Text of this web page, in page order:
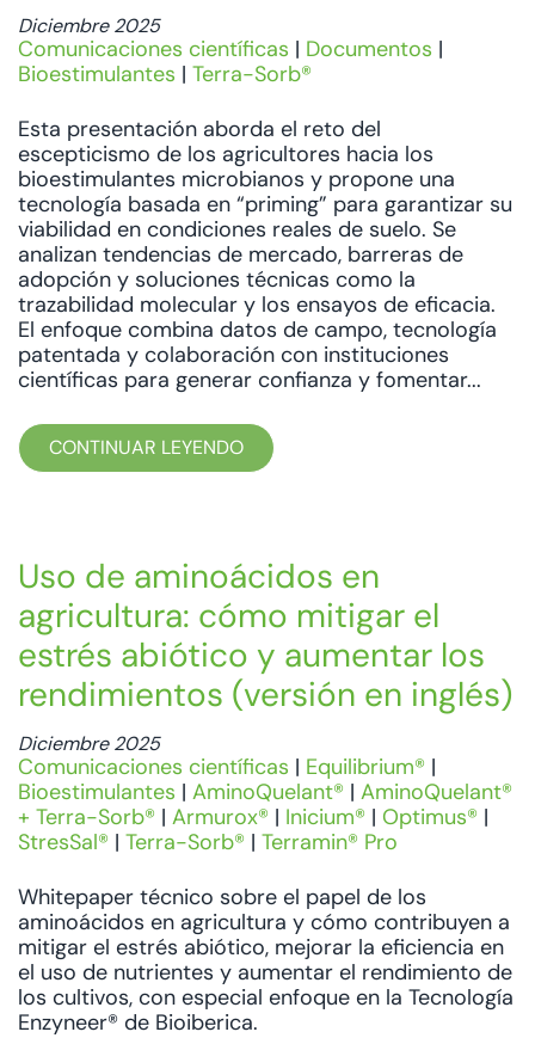
Diciembre 2025
Comunicaciones científicas | Documentos |
Bioestimulantes | Terra-Sorb®
Esta presentación aborda el reto del
escepticismo de los agricultores hacia los
bioestimulantes microbianos y propone una
tecnología basada en “priming” para garantizar su
viabilidad en condiciones reales de suelo. Se
analizan tendencias de mercado, barreras de
adopción y soluciones técnicas como la
trazabilidad molecular y los ensayos de eficacia.
El enfoque combina datos de campo, tecnología
patentada y colaboración con instituciones
científicas para generar confianza y fomentar...
CONTINUAR LEYENDO
Uso de aminoácidos en
agricultura: cómo mitigar el
estrés abiótico y aumentar los
rendimientos (versión en inglés)
Diciembre 2025
Comunicaciones científicas | Equilibrium® |
Bioestimulantes | AminoQuelant® | AminoQuelant®
+ Terra-Sorb® | Armurox® | Inicium® | Optimus® |
StresSal® | Terra-Sorb® | Terramin® Pro
Whitepaper técnico sobre el papel de los
aminoácidos en agricultura y cómo contribuyen a
mitigar el estrés abiótico, mejorar la eficiencia en
el uso de nutrientes y aumentar el rendimiento de
los cultivos, con especial enfoque en la Tecnología
Enzyneer® de Bioiberica.